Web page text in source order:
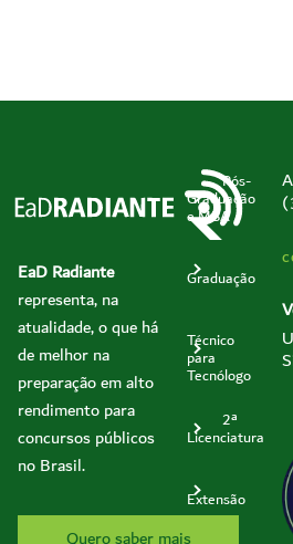
EaD Radiante
representa, na
atualidade, o que há
de melhor na
preparação em alto
rendimento para
concursos públicos
no Brasil.
Quero saber mais
Pós-
Graduação
e MBA
Graduação
Técnico
para
Tecnólogo
2ª
Licenciatura
Extensão